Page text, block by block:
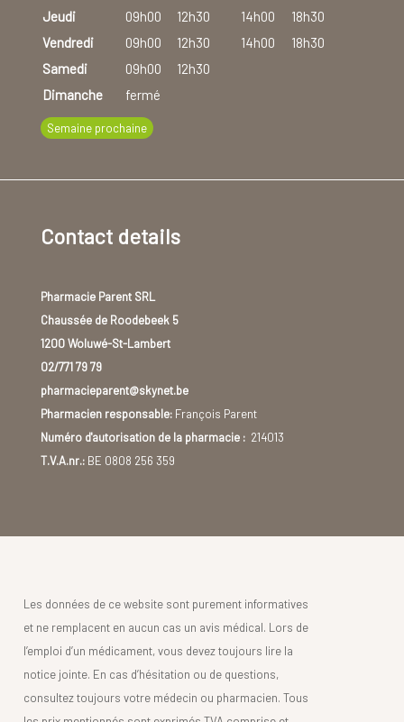
Jeudi
09h00 12h30 14h00
18h30
Vendredi
09h00 12h30 14h00
18h30
Samedi
09h00
12h30
Dimanche
fermé
Semaine prochaine
Contact details
Pharmacie Parent SRL
Chaussée de Roodebeek 5
1200 Woluwé-St-Lambert
02/771 79 79
pharmacieparent@skynet.be
Pharmacien responsable:François Parent
Numéro d'autorisation de la pharmacie :214013
T.V.A.nr.:BE 0808 256 359
Les données de ce website sont purement informatives
et ne remplacent en aucun cas un avis médical. Lors de
l’emploi d’un médicament, vous devez toujours lire la
notice jointe. En cas d’hésitation ou de questions,
consultez toujours votre médecin ou pharmacien. Tous